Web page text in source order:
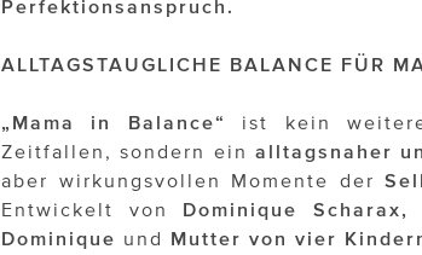
Perfektionsanspruch.
ALLTAGSTAUGLICHE BALANCE FÜR
„Mama in Balance“ ist kein
Zeitfallen, sondern ein alltagsnaher
aber wirkungsvollen Momente der
Entwickelt von Dominique Scharax,
Dominique und Mutter von vier